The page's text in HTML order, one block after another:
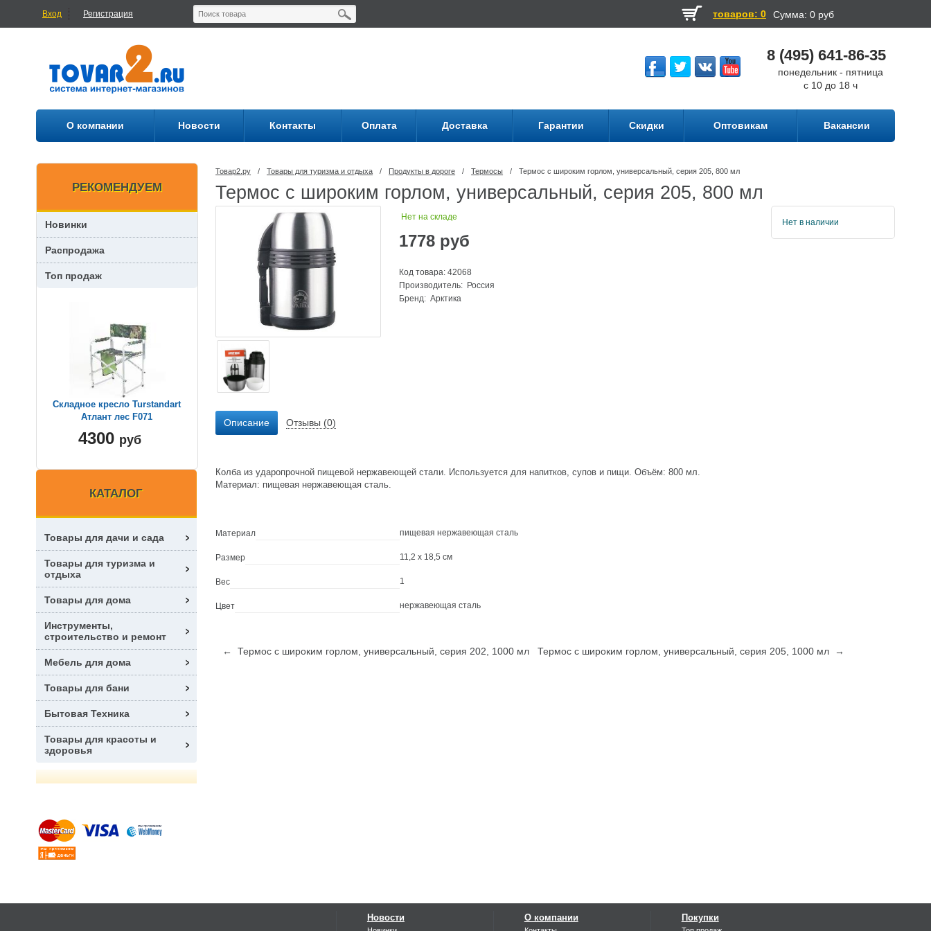
Вход Регистрация товаров: 0 Сумма: 0 руб
8 (495) 641-86-35
понедельник - пятница
с 10 до 18 ч
О компании Новости Контакты Оплата Доставка Гарантии Скидки Оптовикам Вакансии
Товар2.ру / Товары для туризма и отдыха / Продукты в дороге / Термосы / Термос с широким горлом, универсальный, серия 205, 800 мл
Термос с широким горлом, универсальный, серия 205, 800 мл
Нет на складе
1778 руб
Код товара: 42068
Производитель: Россия
Бренд:Арктика
Нет в наличии
Описание Отзывы (0)
Колба из ударопрочной пищевой нержавеющей стали. Используется для напитков, супов и пищи. Объём: 800 мл.
Материал: пищевая нержавеющая сталь.
Материал пищевая нержавеющая сталь
Размер 11,2 x 18,5 см
Вес 1
Цвет нержавеющая сталь
← Термос с широким горлом, универсальный, серия 202, 1000 мл Термос с широким горлом, универсальный, серия 205, 1000 мл →
РЕКОМЕНДУЕМ
Новинки
Распродажа
Топ продаж
Складное кресло Turstandart
Атлант лес F071
4300 руб
КАТАЛОГ
Товары для дачи и сада
Товары для туризма и
отдыха
Товары для дома
Инструменты,
строительство и ремонт
Мебель для дома
Товары для бани
Бытовая Техника
Товары для красоты и
здоровья
Новости О компании Покупки